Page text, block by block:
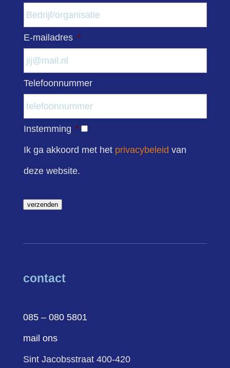
E-mailadres *
Telefoonnummer
Instemming *
Ik ga akkoord met het privacybeleid van
deze website.
verzenden
contact
085 – 080 5801
mail ons
Sint Jacobsstraat 400-420